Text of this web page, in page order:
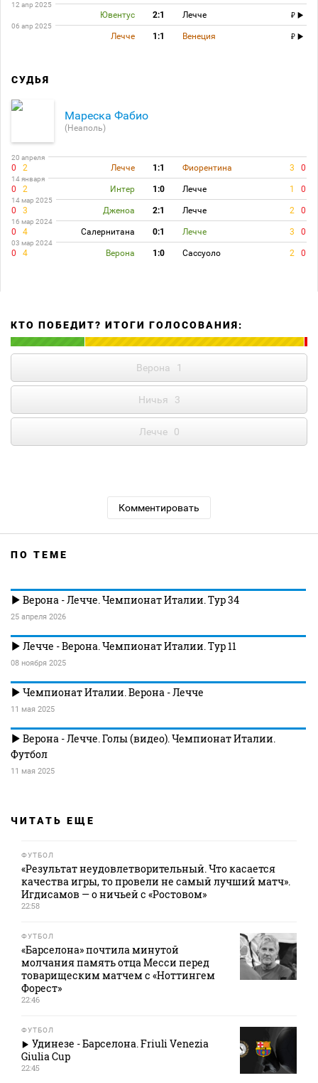
12 апр 2025
Ювентус 2:1 Лечче
06 апр 2025
Лечче 1:1 Венеция
СУДЬЯ
Мареска Фабио
(Неаполь)
20 апреля
0 2 Лечче 1:1 Фиорентина 3 0
14 января
0 2 Интер 1:0 Лечче 1 0
14 мар 2025
0 3 Дженоа 2:1 Лечче 2 0
16 мар 2024
0 4 Салернитана 0:1 Лечче 3 0
03 мар 2024
0 4 Верона 1:0 Сассуоло 2 0
КТО ПОБЕДИТ? ИТОГИ ГОЛОСОВАНИЯ:
Верона 1
Ничья 3
Лечче 0
Комментировать
ПО ТЕМЕ
Верона - Лечче. Чемпионат Италии. Тур 34
25 апреля 2026
Лечче - Верона. Чемпионат Италии. Тур 11
08 ноября 2025
Чемпионат Италии. Верона - Лечче
11 мая 2025
Верона - Лечче. Голы (видео). Чемпионат Италии.
Футбол
11 мая 2025
ЧИТАТЬ ЕЩЕ
ФУТБОЛ
«Результат неудовлетворительный. Что касается
качества игры, то провели не самый лучший матч».
Игдисамов — о ничьей с «Ростовом»
22:58
ФУТБОЛ
«Барселона» почтила минутой
молчания память отца Месси перед
товарищеским матчем с «Ноттингем
Форест»
22:46
ФУТБОЛ
Удинезе - Барселона. Friuli Venezia
Giulia Cup
22:45